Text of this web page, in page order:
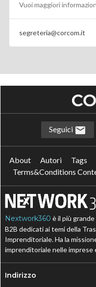
Vuoi maggiori
segreteria@corcom.it
Seguici
About Autori Tags
Terms&Conditions
Nextwork360 è il più
B2B dedicati ai temi della
Imprenditoriale. Ha la
imprenditoriale nelle imprese
Indirizzo